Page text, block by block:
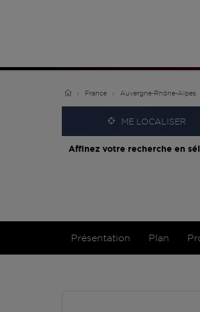
France Auvergne-Rhône-Alpes
ME LOCALISER
Affinez votre recherche en
Présentation Plan